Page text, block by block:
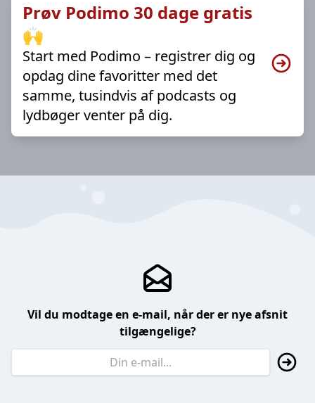
Prøv Podimo 30 dage gratis
🙌
Start med Podimo – registrer dig og
opdag dine favoritter med det
samme, tusindvis af podcasts og
lydbøger venter på dig.
Vil du modtage en e-mail, når der er nye afsnit
tilgængelige?